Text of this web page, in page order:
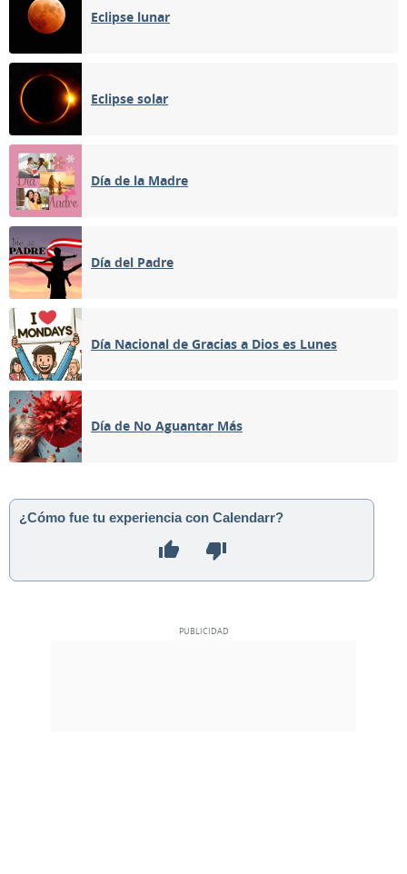
Eclipse lunar
Eclipse solar
Día de la Madre
Día del Padre
Día Nacional de Gracias a Dios es Lunes
Día de No Aguantar Más
¿Cómo fue tu experiencia con Calendarr?